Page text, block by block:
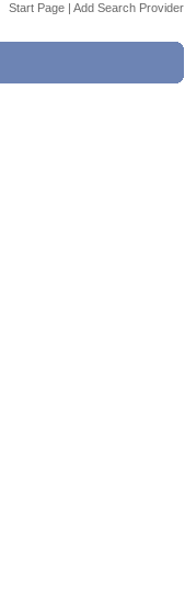
Start Page | Add Search Provider